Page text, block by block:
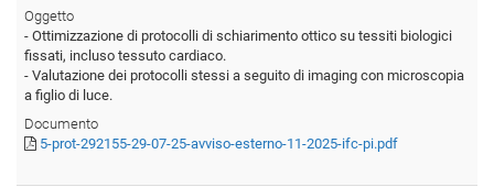
Oggetto
- Ottimizzazione di protocolli di schiarimento ottico su tessiti biologici
fissati, incluso tessuto cardiaco.
- Valutazione dei protocolli stessi a seguito di imaging con microscopia
a figlio di luce.
Documento
5-prot-292155-29-07-25-avviso-esterno-11-2025-ifc-pi.pdf